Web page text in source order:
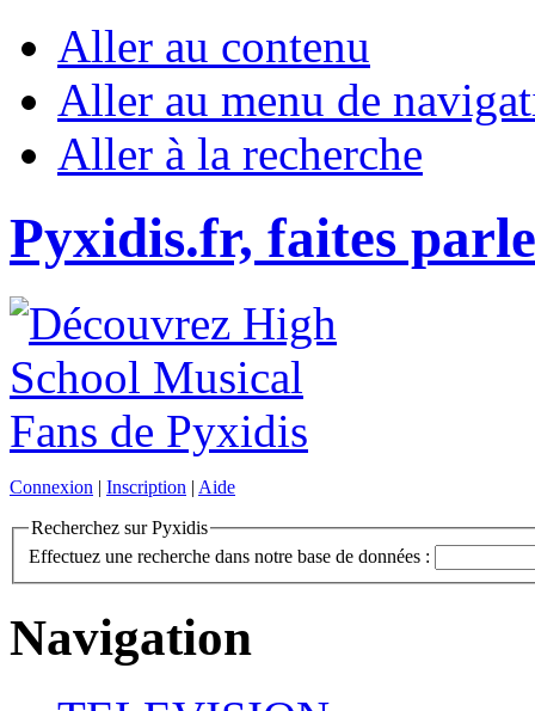
Aller au contenu
Aller au menu de
Aller à la recherche
Pyxidis.fr, faites
Connexion | Inscription | Aide
Recherchez sur Pyxidis
Effectuez une recherche dans notre base de données :
Navigation